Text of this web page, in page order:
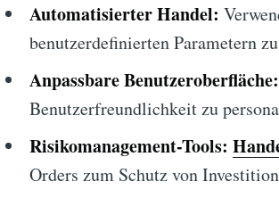
Automatisierter Handel:
benutzerdefinierten Parametern
Anpassbare Benutzeroberfläche:
Benutzerfreundlichkeit zu
Risikomanagement-Tools:
Orders zum Schutz von